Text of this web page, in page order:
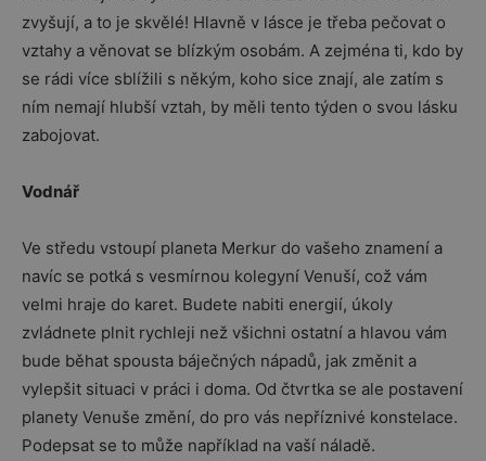
zvyšují, a to je skvělé! Hlavně v lásce je třeba pečovat o
vztahy a věnovat se blízkým osobám. A zejména ti, kdo by
se rádi více sblížili s někým, koho sice znají, ale zatím s
ním nemají hlubší vztah, by měli tento týden o svou lásku
zabojovat.
Vodnář
Ve středu vstoupí planeta Merkur do vašeho znamení a
navíc se potká s vesmírnou kolegyní Venuší, což vám
velmi hraje do karet. Budete nabiti energií, úkoly
zvládnete plnit rychleji než všichni ostatní a hlavou vám
bude běhat spousta báječných nápadů, jak změnit a
vylepšit situaci v práci i doma. Od čtvrtka se ale postavení
planety Venuše změní, do pro vás nepříznivé konstelace.
Podepsat se to může například na vaší náladě.